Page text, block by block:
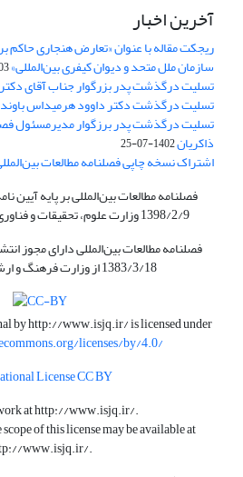
آخرین اخبار
ریجکت مقاله با عنوان «تعارض هنجاری حاکم
سازمان ملل متحد و دیوان کیفری بین‌المللی»20
تسلیت درگذشت پدر بزرگوار جناب آقای دکتر
تسلیت درگذشت دکتر داوود هرمیداس باوند
تسلیت درگذشت پدر برزگوار مدیرمسئول
ذاکریان1402-07-25
اشتراک نسخه چاپی فصلنامه مطالعات
1398/2/9 وزارت علوم، تحقیقات و فناوری، یک نشریه علمی است
1383/3/18 از وزارت فرهنگ و ارشاد اسلامی است
byhttp://www.isjq.ir/is licensed under
licenses/by/4.0/
License CC BY
athttp://www.isjq.ir/.
of this license may be available at
www.isjq.ir/.